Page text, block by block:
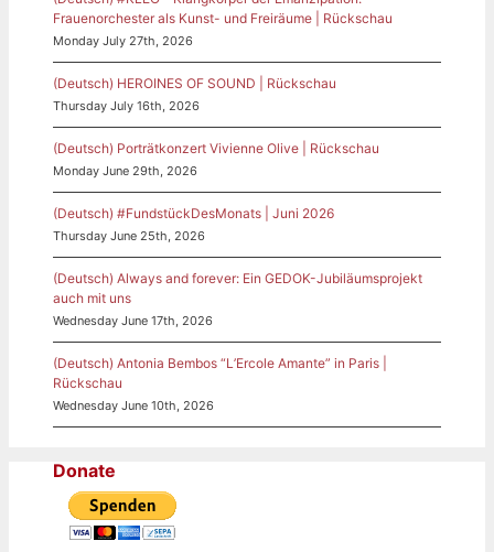
Frauenorchester als Kunst- und Freiräume | Rückschau
Monday July 27th, 2026
(Deutsch) HEROINES OF SOUND | Rückschau
Thursday July 16th, 2026
(Deutsch) Porträtkonzert Vivienne Olive | Rückschau
Monday June 29th, 2026
(Deutsch) #FundstückDesMonats | Juni 2026
Thursday June 25th, 2026
(Deutsch) Always and forever: Ein GEDOK-Jubiläumsprojekt
auch mit uns
Wednesday June 17th, 2026
(Deutsch) Antonia Bembos “L’Ercole Amante” in Paris |
Rückschau
Wednesday June 10th, 2026
Donate